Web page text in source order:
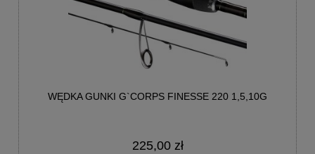
WĘDKA GUNKI G`CORPS FINESSE 220 1,5,10G
225,00 zł